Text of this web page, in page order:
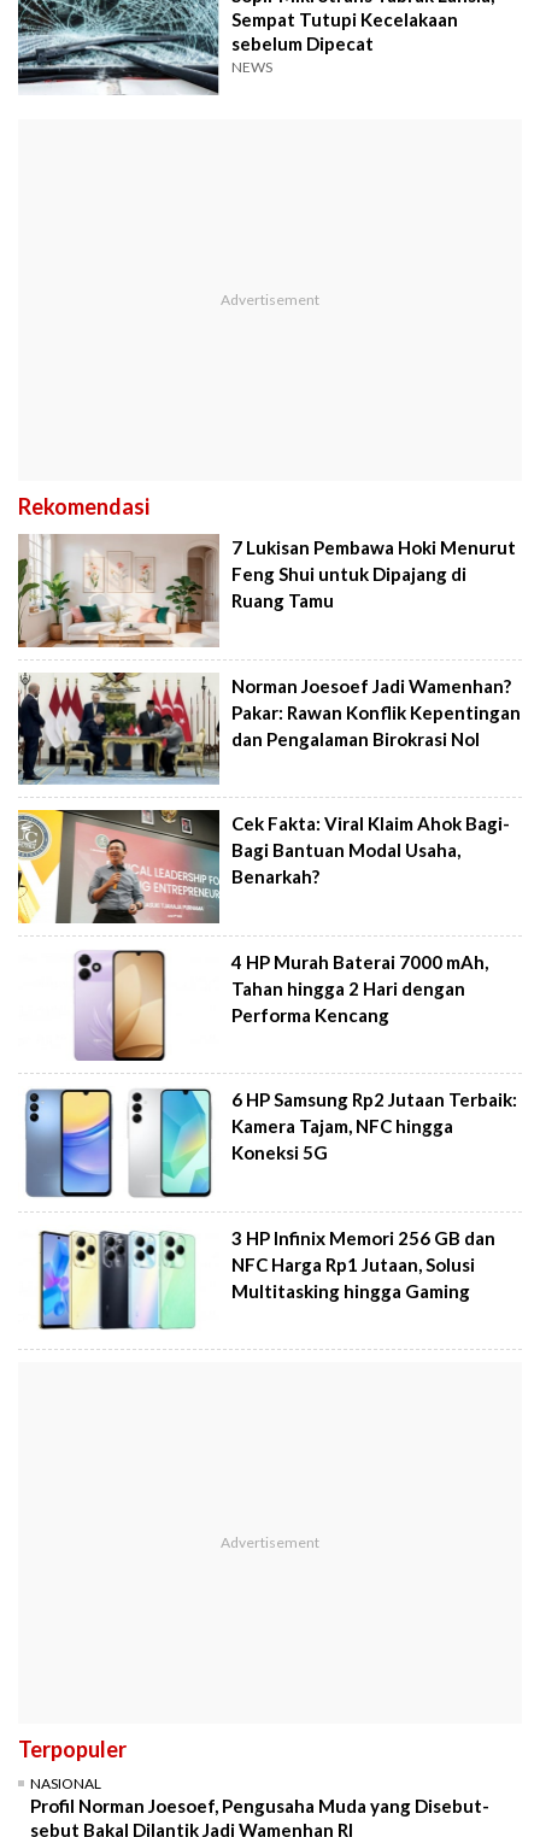
Sempat Tutupi Kecelakaan
sebelum Dipecat
NEWS
Rekomendasi
7 Lukisan Pembawa Hoki Menurut
Feng Shui untuk Dipajang di
Ruang Tamu
Norman Joesoef Jadi Wamenhan?
Pakar: Rawan Konflik Kepentingan
dan Pengalaman Birokrasi Nol
Cek Fakta: Viral Klaim Ahok Bagi-
Bagi Bantuan Modal Usaha,
Benarkah?
4 HP Murah Baterai 7000 mAh,
Tahan hingga 2 Hari dengan
Performa Kencang
6 HP Samsung Rp2 Jutaan Terbaik:
Kamera Tajam, NFC hingga
Koneksi 5G
3 HP Infinix Memori 256 GB dan
NFC Harga Rp1 Jutaan, Solusi
Multitasking hingga Gaming
Terpopuler
NASIONAL
Profil Norman Joesoef, Pengusaha Muda yang Disebut-
sebut Bakal Dilantik Jadi Wamenhan RI